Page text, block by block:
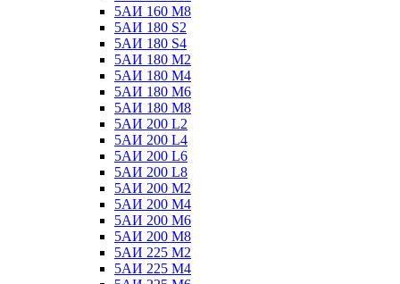
5АИ 160 М8
5АИ 180 S2
5АИ 180 S4
5АИ 180 М2
5АИ 180 М4
5АИ 180 М6
5АИ 180 М8
5АИ 200 L2
5АИ 200 L4
5АИ 200 L6
5АИ 200 L8
5АИ 200 М2
5АИ 200 М4
5АИ 200 М6
5АИ 200 М8
5АИ 225 М2
5АИ 225 М4